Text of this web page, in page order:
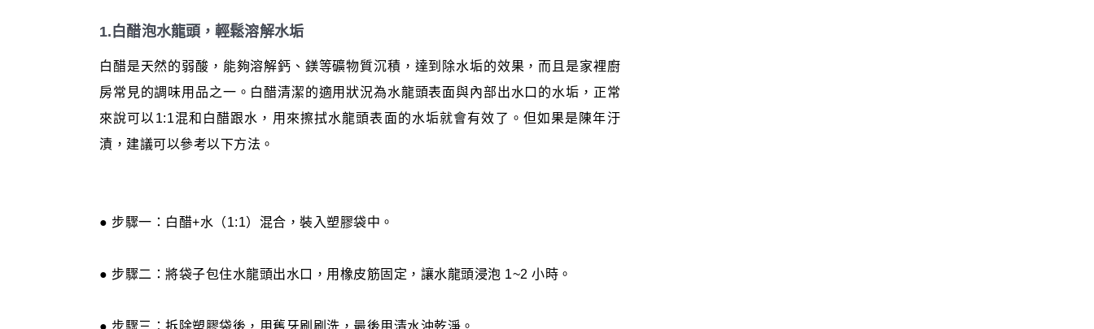
1.白醋泡水龍頭，輕鬆溶解水垢
白醋是天然的弱酸，能夠溶解鈣、鎂等礦物質沉積，達到除水垢的效果，而且是家裡廚
房常見的調味用品之一。白醋清潔的適用狀況為水龍頭表面與內部出水口的水垢，正常
來說可以1:1混和白醋跟水，用來擦拭水龍頭表面的水垢就會有效了。但如果是陳年汙
漬，建議可以參考以下方法。
● 步驟一：白醋+水（1:1）混合，裝入塑膠袋中。
● 步驟二：將袋子包住水龍頭出水口，用橡皮筋固定，讓水龍頭浸泡 1~2 小時。
● 步驟三：拆除塑膠袋後，用舊牙刷刷洗，最後用清水沖乾淨。